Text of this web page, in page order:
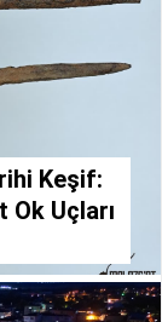
Keşif:
Uçları